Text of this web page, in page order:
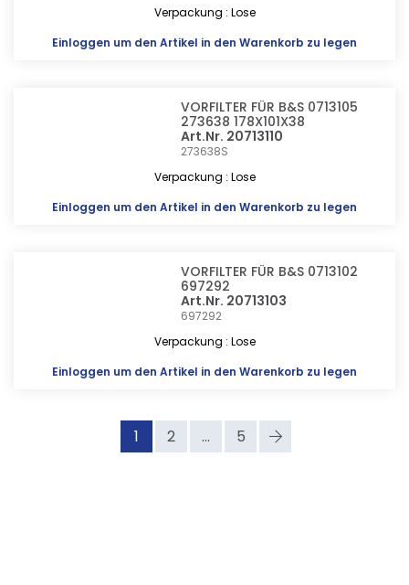
Verpackung : Lose
Einloggen um den Artikel in den Warenkorb zu legen
VORFILTER FÜR B&S 0713105
273638 178X101X38
Art.Nr. 20713110
273638S
Verpackung : Lose
Einloggen um den Artikel in den Warenkorb zu legen
VORFILTER FÜR B&S 0713102
697292
Art.Nr. 20713103
697292
Verpackung : Lose
Einloggen um den Artikel in den Warenkorb zu legen
1 2 ... 5